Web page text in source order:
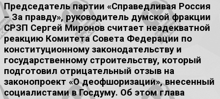
Председатель партии «Справедливая Россия
– За правду», руководитель думской фракции
СРЗП Сергей Миронов считает неадекватной
реакцию Комитета Совета Федерации по
конституционному законодательству и
государственному строительству, который
подготовил отрицательный отзыв на
законопроект «О деофшоризации», внесенный
социалистами в Госдуму. Об этом глава